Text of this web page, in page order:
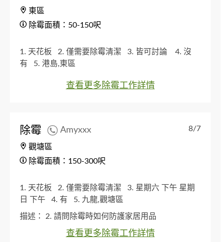
東區
除霉面積：50-150呎
1. 天花板 2. 僅需要除霉清潔 3. 皆可討論
4. 沒
有
5. 港島,東區
查看更多除霉工作詳情
除霉 Amyxxx
觀塘區
除霉面積：150-300呎
8/7
1. 天花板 2. 僅需要除霉清潔
3. 星期六 下午 星期
日 下午
4. 有 5. 九龍,觀塘區
描述： 2. 請問除霉時如何防護家居用品
查看更多除霉工作詳情